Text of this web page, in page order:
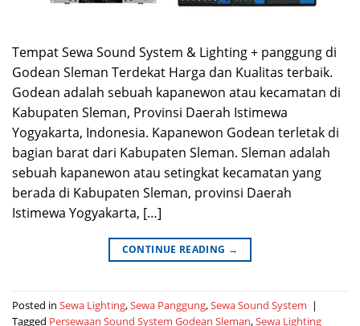
Tempat Sewa Sound System & Lighting + panggung di
Godean Sleman Terdekat Harga dan Kualitas terbaik.
Godean adalah sebuah kapanewon atau kecamatan di
Kabupaten Sleman, Provinsi Daerah Istimewa
Yogyakarta, Indonesia. Kapanewon Godean terletak di
bagian barat dari Kabupaten Sleman. Sleman adalah
sebuah kapanewon atau setingkat kecamatan yang
berada di Kabupaten Sleman, provinsi Daerah
Istimewa Yogyakarta, […]
CONTINUE READING →
Posted in Sewa Lighting,Sewa Panggung,Sewa Sound System |
Tagged Persewaan Sound System Godean Sleman,Sewa Lighting